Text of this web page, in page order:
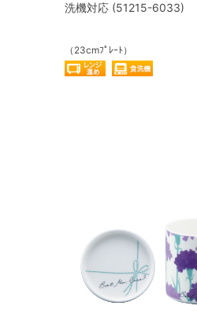
洗機対応 (51215-6033)
（23cmﾌﾟﾚｰﾄ）